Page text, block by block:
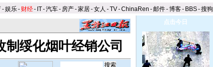
-娱乐- 财经- IT-汽车- 房产-家居-女人 -TV-ChinaRen -邮件-博客- BBS-搜狗
绥化烟叶经销公司
点击今日